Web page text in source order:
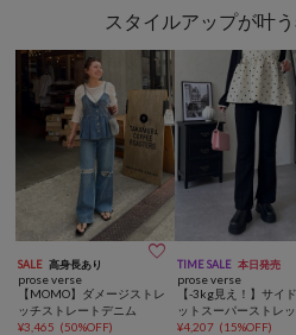
スタイルアップが叶
SALE 高身長あり 
prose verse
【MOMO】ダメージストレ
ッチストレートデニム
¥3,465 (50%OFF)
TIME SALE 本日発売
prose verse
【-3kg見え！】サイ
ットスーパーストレッ
ンツ
¥4,207 (15%OFF)